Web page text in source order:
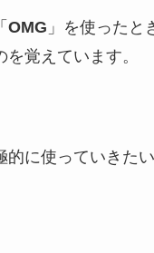
OMG 」を使ったと
覚えています。
的に使っていきた